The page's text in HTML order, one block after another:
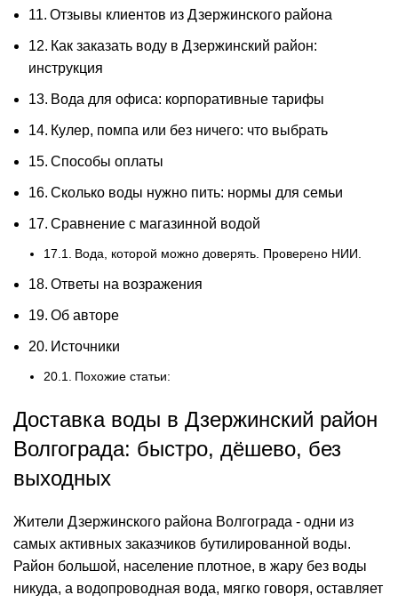
Отзывы клиентов из Дзержинского района
Как заказать воду в Дзержинский район:
инструкция
Вода для офиса: корпоративные тарифы
Кулер, помпа или без ничего: что выбрать
Способы оплаты
Сколько воды нужно пить: нормы для семьи
Сравнение с магазинной водой
Вода, которой можно доверять. Проверено НИИ.
Ответы на возражения
Об авторе
Источники
Похожие статьи:
Доставка воды в Дзержинский район
Волгограда: быстро, дёшево, без
выходных
Жители Дзержинского района Волгограда - одни из
самых активных заказчиков бутилированной воды.
Район большой, население плотное, в жару без воды
никуда, а водопроводная вода, мягко говоря, оставляет